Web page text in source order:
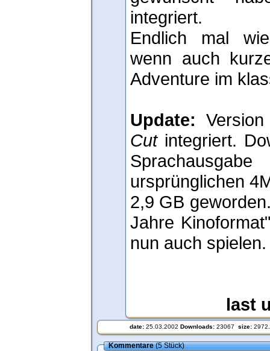
integriert.
Endlich mal
wenn auch
Adventure im
Update:
Cutintegriert.
ursprünglichen
2,9 GB
Jahre
nun auch spielen.
last
date: 25.03.2002 Downloads: 23067 size:
Kommentare(5 Stück)